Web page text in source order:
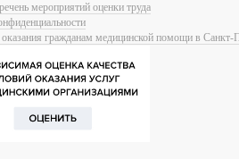
мероприятий оценки труда
гражданам медицинской помощи в Санкт-